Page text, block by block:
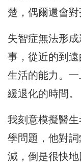
楚，偶爾還會
失智症無法形
事，從近的到
生活的能力。
緩退化的時間。
我刻意模擬醫
學問題，他對
減，倒是很快